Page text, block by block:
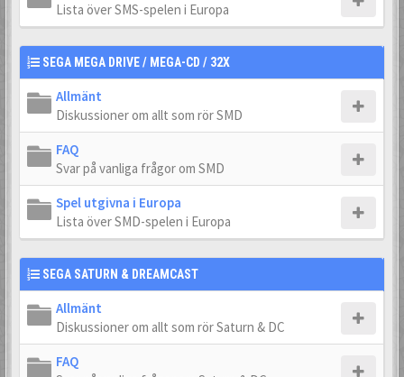
Lista över SMS-spelen i Europa
SEGA MEGA DRIVE / MEGA-CD / 32X
Allmänt
Diskussioner om allt som rör SMD
FAQ
Svar på vanliga frågor om SMD
Spel utgivna i Europa
Lista över SMD-spelen i Europa
SEGA SATURN & DREAMCAST
Allmänt
Diskussioner om allt som rör Saturn & DC
FAQ